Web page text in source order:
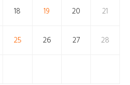
18 19 20 21
25 26 27 28